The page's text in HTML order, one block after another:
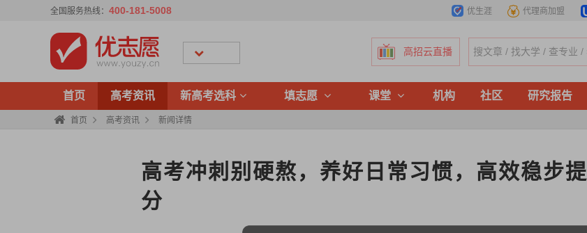
代理商加盟
优生涯
全国服务热线： 400-181-5008
高招云直播
首页 高考资讯 新高考选科 填志愿 课堂 机构 社区 研究报告
首页 高考资讯 新闻详情
高考冲刺别硬熬，养好日常习惯，高效稳步提
分